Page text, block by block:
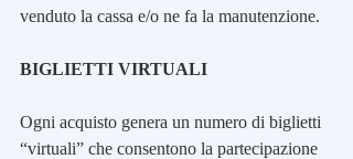
venduto la cassa e/o ne fa la manutenzione.
BIGLIETTI VIRTUALI
Ogni acquisto genera un numero di biglietti
“virtuali” che consentono la partecipazione